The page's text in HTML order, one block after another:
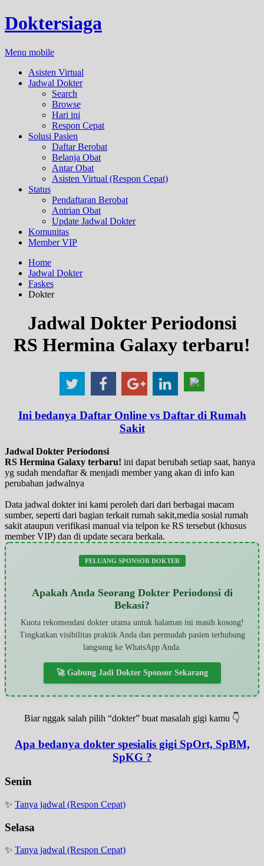
Doktersiaga
Menu mobile
Asisten Virtual
Jadwal Dokter
Search
Browse
Hari ini
Respon Cepat
Solusi Pasien
Daftar Berobat
Belanja Obat
Antar Obat
Asisten Virtual (Respon Cepat)
Status
Pendaftaran Berobat
Antrian Obat
Update Jadwal Dokter
Komunitas
Member VIP
Home
Jadwal Dokter
Faskes
Dokter
Jadwal Dokter Periodonsi
RS Hermina Galaxy terbaru!
Ini bedanya Daftar Online vs Daftar di Rumah
Sakit
Jadwal Dokter Periodonsi
RS Hermina Galaxy terbaru! ini dapat berubah setiap saat, hanya
yg sudah mendaftar & menjadi member yang akan di info kan
perubahan jadwalnya
Data jadwal dokter ini kami peroleh dari dari berbagai macam
sumber, seperti dari bagian terkait rumah sakit,media sosial rumah
sakit ataupun verifikasi manual via telpon ke RS tersebut (khusus
member VIP) dan di update secara berkala.
PELUANG SPONSOR DOKTER
Apakah Anda Seorang Dokter Periodonsi di
Bekasi?
Kuota rekomendasi dokter utama untuk halaman ini masih kosong!
Tingkatkan visibilitas praktik Anda dan permudah pasien terhubung
langsung ke WhatsApp Anda.
🚀 Gabung Jadi Dokter Sponsor Sekarang
Biar nggak salah pilih “dokter” buat masalah gigi kamu 👇
Apa bedanya dokter spesialis gigi SpOrt, SpBM,
SpKG ?
Senin
✨ Tanya jadwal (Respon Cepat)
Selasa
✨ Tanya jadwal (Respon Cepat)